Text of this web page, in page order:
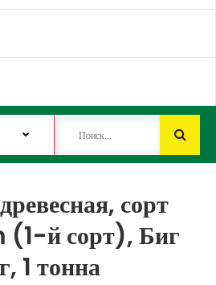
сорт
й сорт), Биг
1 тонна